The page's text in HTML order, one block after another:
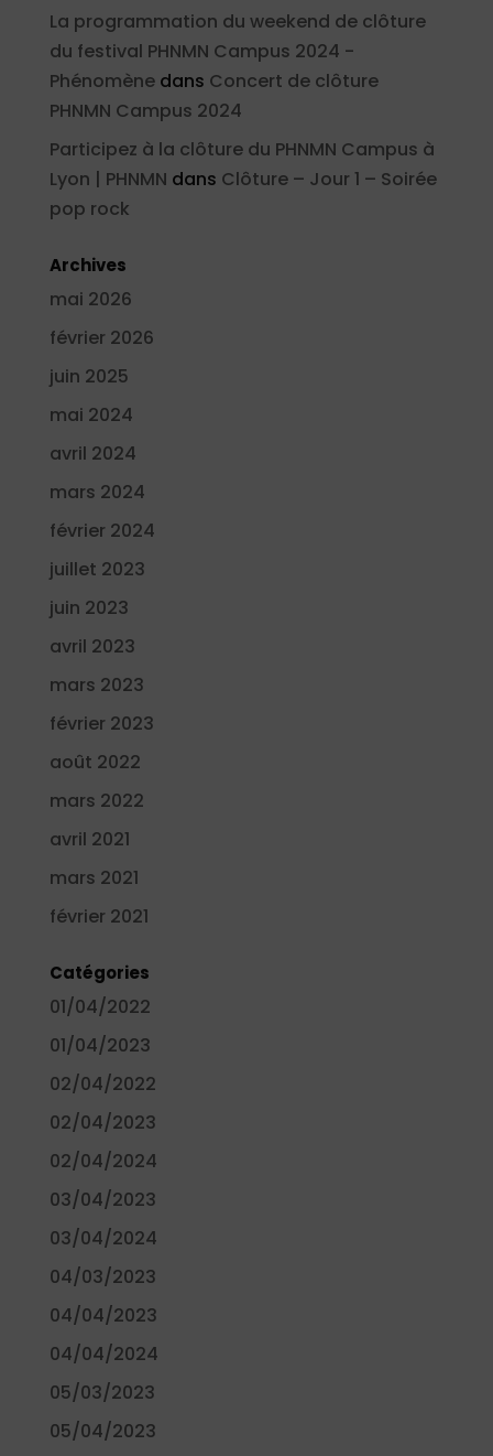
La programmation du weekend de clôture
du festival PHNMN Campus 2024 -
Phénomènedans Concert de clôture
PHNMN Campus 2024
Participez à la clôture du PHNMN Campus à
Lyon | PHNMN dans Clôture – Jour 1 – Soirée
pop rock
Archives
mai 2026
février 2026
juin 2025
mai 2024
avril 2024
mars 2024
février 2024
juillet 2023
juin 2023
avril 2023
mars 2023
février 2023
août 2022
mars 2022
avril 2021
mars 2021
février 2021
Catégories
01/04/2022
01/04/2023
02/04/2022
02/04/2023
02/04/2024
03/04/2023
03/04/2024
04/03/2023
04/04/2023
04/04/2024
05/03/2023
05/04/2023